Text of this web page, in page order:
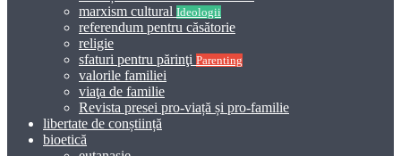
marxism cultural Ideologii
referendum pentru căsătorie
religie
sfaturi pentru părinţi Parenting
valorile familiei
viaţa de familie
Revista presei pro-viață și pro-familie
libertate de conștiință
bioetică